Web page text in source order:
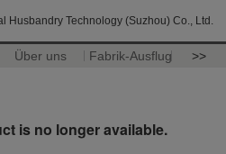
Husbandry Technology (Suzhou) Co., Ltd.
Über uns Fabrik-Ausflug >>
is no longer available.